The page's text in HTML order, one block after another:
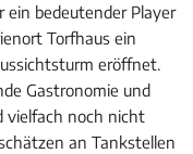
ein bedeutender Player
Torfhaus ein
eröffnet.
Gastronomie und
vielfach noch nicht
an Tankstellen